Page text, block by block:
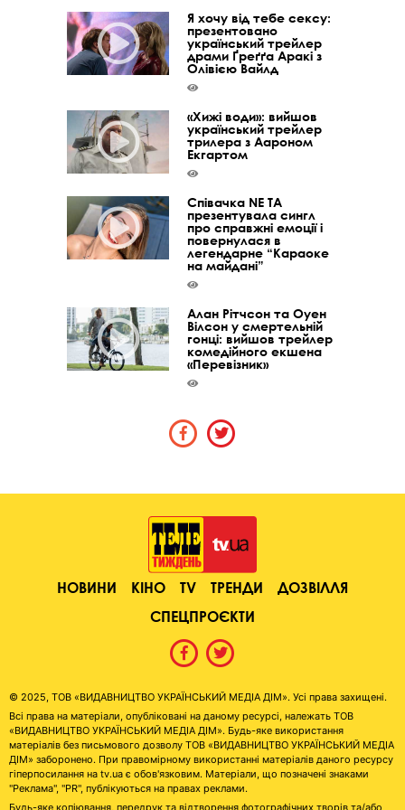
Я хочу від тебе сексу:
презентовано
український трейлер
драми Ґреґґа Аракі з
Олівією Вайлд
«Хижі води»: вийшов
український трейлер
трилера з Аароном
Екгартом
Співачка NE TA
презентувала сингл
про справжні емоції і
повернулася в
легендарне “Караоке
на майдані”
Алан Рітчсон та Оуен
Вілсон у смертельній
гонці: вийшов трейлер
комедійного екшена
«Перевізник»
НОВИНИ КІНО TV ТРЕНДИ
ДОЗВІЛЛЯ
СПЕЦПРОЄКТИ
© 2025, ТОВ «ВИДАВНИЦТВО УКРАЇНСЬКИЙ МЕДІА ДІМ». Усі права захищені.
Всі права на матеріали, опубліковані на даному ресурсі, належать ТОВ
«ВИДАВНИЦТВО УКРАЇНСЬКИЙ МЕДІА ДІМ». Будь-яке використання
матеріалів без письмового дозволу ТОВ «ВИДАВНИЦТВО УКРАЇНСЬКИЙ МЕДІА
ДІМ» заборонено. При правомірному використанні матеріалів даного ресурсу
гіперпосилання на tv.ua є обов'язковим. Матеріали, що позначені знаками
"Реклама", "PR", публікуються на правах реклами.
Будь-яке копіювання, передрук та відтворення фотографічних творів та/або